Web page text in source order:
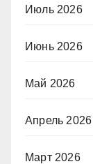
Июль 2026
Июнь 2026
Май 2026
Апрель 2026
Март 2026